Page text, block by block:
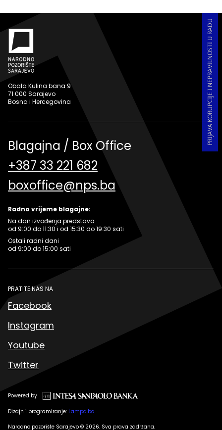
PRIJAVA KORUPCIJE I NEPRAVILNOSTI U RADU
Obala Kulina bana 9
71 000 Sarajevo
Bosna i Hercegovina
Blagajna / Box Office
+387 33 221 682
boxoffice@nps.ba
Radno vrijeme blagajne:
Na dan izvođenja predstava
od 9:00 do 11:30 i od 15:30 do 19:30 sati
Ostali radni dani
od 9:00 do 15:00 sati
PRATITE NAS NA
Facebook
Instagram
Youtube
Twitter
Powered by
Dizajn i programiranje: Lampa.ba
Narodno pozorište Sarajevo © 2026. Sva prava zadržana.